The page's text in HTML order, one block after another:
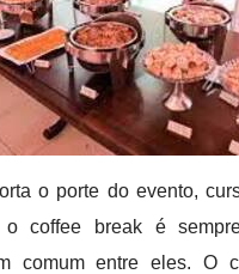
o porte do evento,
o coffee break é
comum entre eles. O